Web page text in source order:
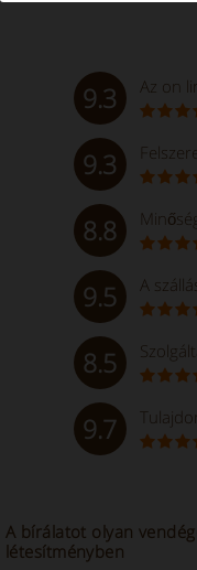
9.3 Az on
9.3
8.8
9.5 A
8.5
9.7
A bírálatot olyan
létesítményben